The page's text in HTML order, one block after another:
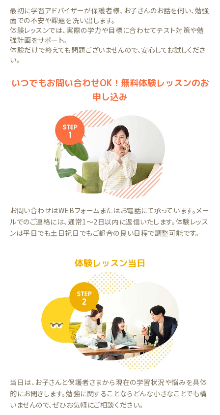
最初に学習アドバイザーが保護者様、お子さんのお話を伺い、勉強
面での不安や課題を洗い出します。
体験レッスンでは、実際の学力や目標に合わせてテスト対策や勉
強計画をサポート。
体験だけで終えても問題ございませんので、安心してお試しくださ
い。
いつでもお問い合わせOK！無料体験レッスンのお
申し込み
お問い合わせはWEBフォームまたはお電話にて承っています。メー
ルでのご連絡には、通常1～2日以内に返信いたします。体験レッス
ンは平日でも土日祝日でもご都合の良い日程で調整可能です。
体験レッスン当日
当日は、お子さんと保護者さまから現在の学習状況や悩みを具体
的にお聞きします。勉強に関することならどんな小さなことでも構
いませんので、ぜひお気軽にご相談ください。